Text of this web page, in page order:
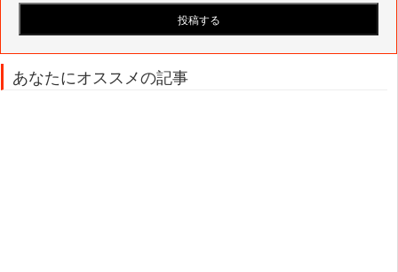
あなたにオススメの記事